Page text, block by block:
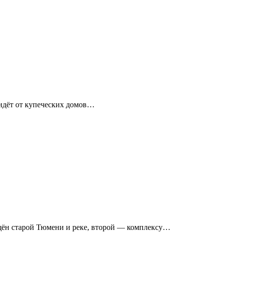
от купеческих домов…
старой Тюмени и реке, второй — комплексу…